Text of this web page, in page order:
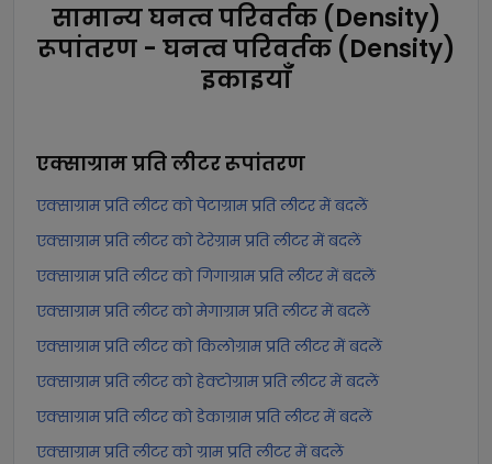
सामान्य घनत्व परिवर्तक (Density)
रूपांतरण - घनत्व परिवर्तक (Density)
इकाइयाँ
एक्साग्राम प्रति लीटररूपांतरण
एक्साग्राम प्रति लीटर को पेटाग्राम प्रति लीटर में बदलें
एक्साग्राम प्रति लीटर को टेरेग्राम प्रति लीटर में बदलें
एक्साग्राम प्रति लीटर को गिगाग्राम प्रति लीटर में बदलें
एक्साग्राम प्रति लीटर को मेगाग्राम प्रति लीटर में बदलें
एक्साग्राम प्रति लीटर को किलोग्राम प्रति लीटर में बदलें
एक्साग्राम प्रति लीटर को हेक्टोग्राम प्रति लीटर में बदलें
एक्साग्राम प्रति लीटर को डेकाग्राम प्रति लीटर में बदलें
एक्साग्राम प्रति लीटर को ग्राम प्रति लीटर में बदलें